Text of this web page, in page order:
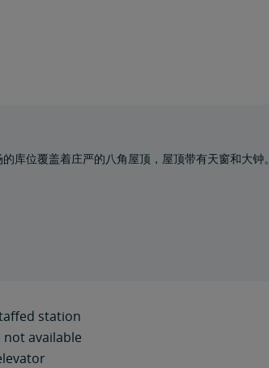
库位覆盖着庄严的八角屋顶，屋顶带有天窗和大钟。
station
not available